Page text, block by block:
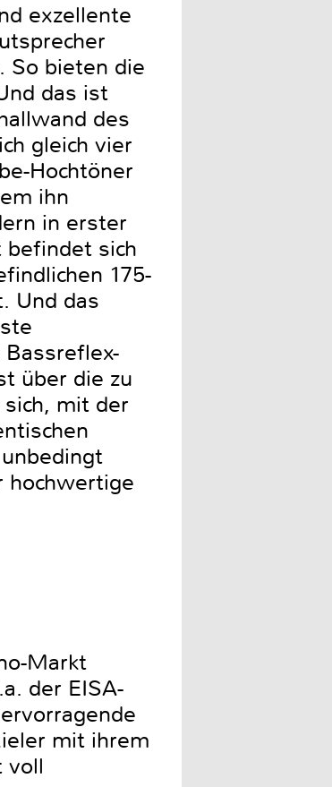
exzellente
So bieten die
das ist
des
gleich vier
Hochtöner
ihn
in erster
sich
175-
Und das
über die zu
mit der
hochwertige
Markt
der EISA-
mit ihrem
voll